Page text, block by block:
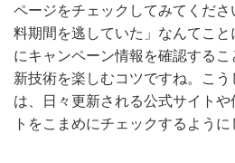
ページをチェックしてみてくだ
料期間を逃していた」なんてこ
にキャンペーン情報を確認する
新技術を楽しむコツですね。こ
は、日々更新される公式サイト
トをこまめにチェックするように